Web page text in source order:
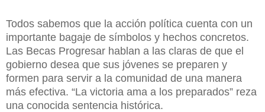
Todos sabemos que la acción política cuenta con un
importante bagaje de símbolos y hechos concretos.
Las Becas Progresar hablan a las claras de que el
gobierno desea que sus jóvenes se preparen y
formen para servir a la comunidad de una manera
más efectiva. “La victoria ama a los preparados” reza
una conocida sentencia histórica.